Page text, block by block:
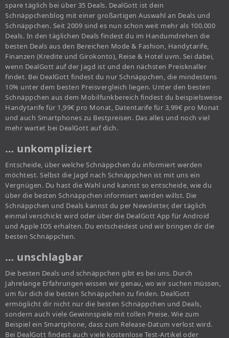
spare täglich bei über 35 Deals. DealGott ist dein
Schnäppchenblog mit einer großartigen Auswahl an Deals und
Schnäppchen. Seit 2009 sind es nun schon weit mehr als 100.000
Deals. In den täglichen Deals findest du im Handumdrehen die
besten Deals aus den Bereichen Mode & Fashion, Handytarife,
Finanzen (Kredite und Girokonto), Reise & Hotel uvm. Sei dabei,
wenn DealGott auf der Jagd ist und den nächsten Preisknaller
findet. Bei DealGott findest du nur Schnäppchen, die mindestens
10% unter dem besten Preisvergleich liegen. Unter den besten
Schnäppchen aus dem Mobilfunkbereich findest du beispielsweise
Handytarife für 1,99€ pro Monat, Datentarife für 3,99€ pro Monat
und auch Smartphones zu Bestpreisen. Das alles und noch viel
mehr wartet bei DealGott auf dich.
… unkompliziert
Entscheide, über welche Schnäppchen du informiert werden
möchtest. Selbst die Jagd nach Schnäppchen ist mit uns ein
Vergnügen. Du hast die Wahl und kannst so entscheide, wie du
über die besten Schnäppchen informiert werden willst. Die
Schnäppchen und Deals kannst du per Newsletter, der täglich
einmal verschickt wird oder über die DealGott App für Android
und Apple IOS erhalten. Du entscheidest und wir bringen dir die
besten Schnäppchen.
… unschlagbar
Die besten Deals und schnäppchen gibt es bei uns. Durch
Jahrelange Erfahrungen wissen wir genau, wo wir suchen müssen,
um für dich die besten Schnäppchen zu finden. DealGott
ermöglicht dir nicht nur die besten Schnäppchen und Deals,
sondern auch viele Gewinnspiele mit tollen Preise. Wie zum
Beispiel ein Smartphone, dass zum Release-Datum verlost wird.
Bei DealGott findest auch viele kostenlose Test-Artikel oder